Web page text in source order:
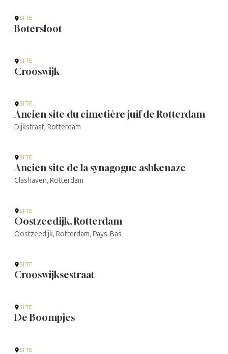
SITE
Botersloot
SITE
Crooswijk
SITE
Ancien site du cimetière juif de Rotterdam
Dijkstraat, Rotterdam
SITE
Ancien site de la synagogue ashkenaze
Glashaven, Rotterdam
SITE
Oostzeedijk, Rotterdam
Oostzeedijk, Rotterdam, Pays-Bas
SITE
Crooswijksestraat
SITE
De Boompjes
SITE